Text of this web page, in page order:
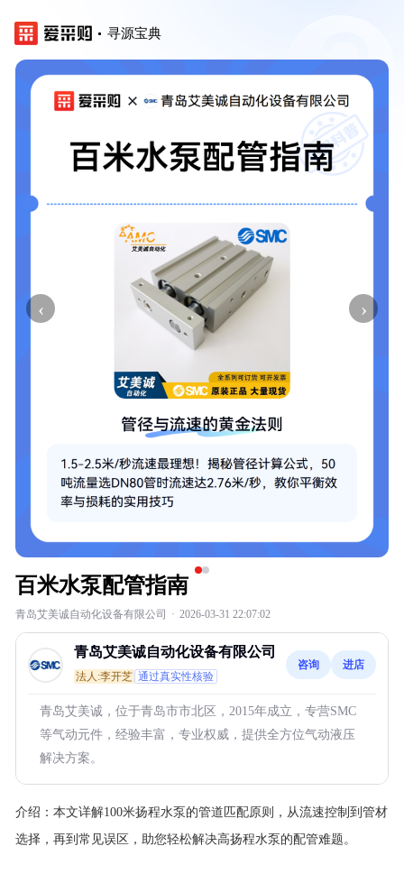
寻源宝典
‹ ›
百米水泵配管指南
青岛艾美诚自动化设备有限公司 · 2026-03-31 22:07:02
青岛艾美诚自动化设备有限公司
法人:李开芝 通过真实性核验
咨询 进店
青岛艾美诚，位于青岛市市北区，2015年成立，专营SMC
等气动元件，经验丰富，专业权威，提供全方位气动液压
解决方案。
介绍： 本文详解100米扬程水泵的管道匹配原则，从流速控制到管材
选择，再到常见误区，助您轻松解决高扬程水泵的配管难题。